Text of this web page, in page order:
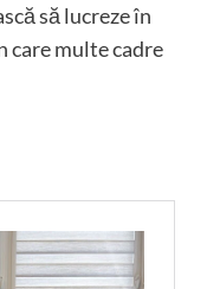
să lucreze în
care multe cadre